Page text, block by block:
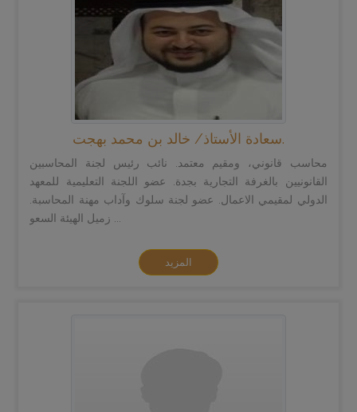
سعادة الأستاذ/ خالد بن محمد بهجت.
محاسب قانوني، ومقيم معتمد. نائب رئيس لجنة المحاسبين
القانونيين بالغرفة التجارية بجدة. عضو اللجنة التعليمية للمعهد
الدولي لمقيمي الاعمال. عضو لجنة سلوك وآداب مهنة المحاسبة.
المزيد